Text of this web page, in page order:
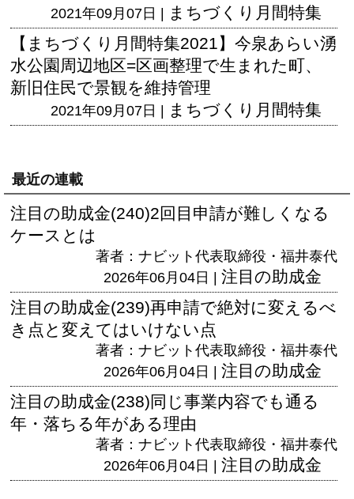
2021年09月07日 | まちづくり月間特集
【まちづくり月間特集2021】今泉あらい湧
水公園周辺地区=区画整理で生まれた町、
新旧住民で景観を維持管理
2021年09月07日 | まちづくり月間特集
最近の連載
注目の助成金(240)2回目申請が難しくなる
ケースとは
著者：ナビット代表取締役・福井泰代
2026年06月04日 | 注目の助成金
注目の助成金(239)再申請で絶対に変えるべ
き点と変えてはいけない点
著者：ナビット代表取締役・福井泰代
2026年06月04日 | 注目の助成金
注目の助成金(238)同じ事業内容でも通る
年・落ちる年がある理由
著者：ナビット代表取締役・福井泰代
2026年06月04日 | 注目の助成金